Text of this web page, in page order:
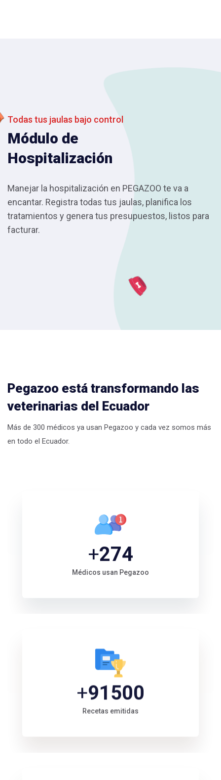
Todas tus jaulas bajo control
Módulo de
Hospitalización
Manejar la hospitalización en PEGAZOO te va a
encantar. Registra todas tus jaulas, planifica los
tratamientos y genera tus presupuestos, listos para
facturar.
Pegazoo está transformando las
veterinarias del Ecuador
Más de 300 médicos ya usan Pegazoo y cada vez somos más
en todo el Ecuador.
+300
Médicos usan Pegazoo
+100000
Recetas emitidas